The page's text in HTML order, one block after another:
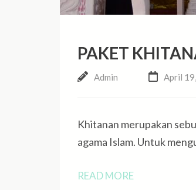
PAKET
Admin April
Khitanan merupakan
agama Islam. Untuk
READ MORE